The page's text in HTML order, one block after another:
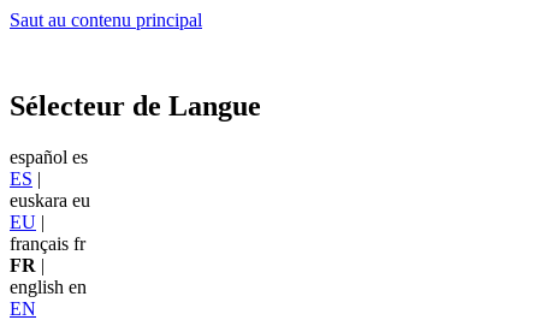
Saut au contenu principal
Sélecteur de Langue
español es
ES |
euskara eu
EU |
français fr
FR |
english en
EN